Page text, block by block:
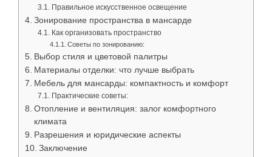
Правильное искусственное освещение
Зонирование пространства в мансарде
Как организовать пространство
Советы по зонированию:
Выбор стиля и цветовой палитры
Материалы отделки: что лучше выбрать
Мебель для мансарды: компактность и комфорт
Практические советы:
Отопление и вентиляция: залог комфортного
климата
Разрешения и юридические аспекты
Заключение